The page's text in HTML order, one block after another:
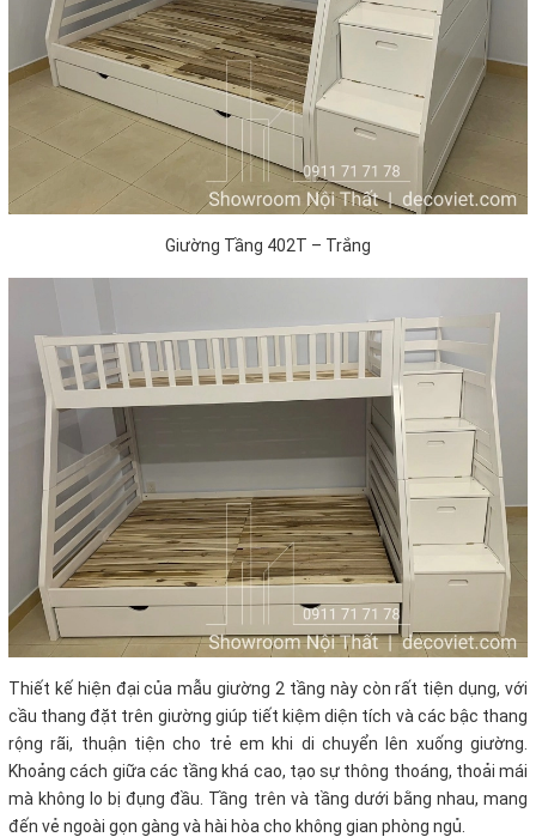
Giường Tầng 402T – Trắng
Thiết kế hiện đại của mẫu giường 2 tầng này còn rất tiện dụng, với
cầu thang đặt trên giường giúp tiết kiệm diện tích và các bậc thang
rộng rãi, thuận tiện cho trẻ em khi di chuyển lên xuống giường.
Khoảng cách giữa các tầng khá cao, tạo sự thông thoáng, thoải mái
mà không lo bị đụng đầu. Tầng trên và tầng dưới bằng nhau, mang
đến vẻ ngoài gọn gàng và hài hòa cho không gian phòng ngủ.